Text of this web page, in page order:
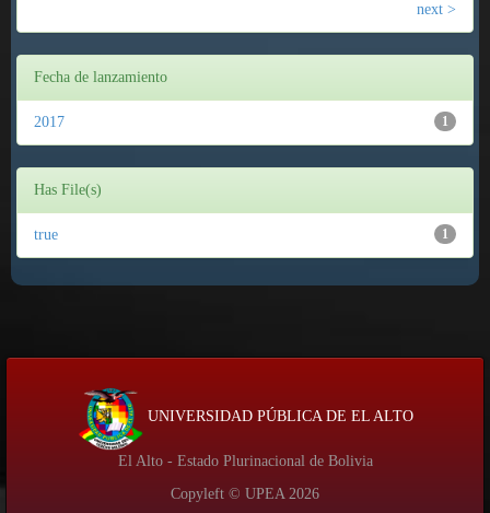
next >
Fecha de lanzamiento
1
2017
Has File(s)
1
true
UNIVERSIDAD PÚBLICA DE EL ALTO
El Alto - Estado Plurinacional de Bolivia
Copyleft © UPEA 2026